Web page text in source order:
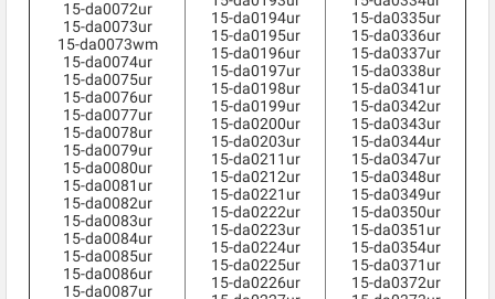
15-da0072ur
15-da0073ur
15-da0073wm
15-da0074ur
15-da0075ur
15-da0076ur
15-da0077ur
15-da0078ur
15-da0079ur
15-da0080ur
15-da0081ur
15-da0082ur
15-da0083ur
15-da0084ur
15-da0085ur
15-da0086ur
15-da0087ur
15-da0194ur
15-da0195ur
15-da0196ur
15-da0197ur
15-da0198ur
15-da0199ur
15-da0200ur
15-da0203ur
15-da0211ur
15-da0212ur
15-da0221ur
15-da0222ur
15-da0223ur
15-da0224ur
15-da0225ur
15-da0226ur
15-da0335ur
15-da0336ur
15-da0337ur
15-da0338ur
15-da0341ur
15-da0342ur
15-da0343ur
15-da0344ur
15-da0347ur
15-da0348ur
15-da0349ur
15-da0350ur
15-da0351ur
15-da0354ur
15-da0371ur
15-da0372ur